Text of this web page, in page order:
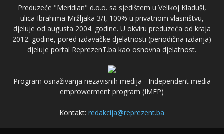
Preduzeće "Meridian" d.o.o. sa sjedištem u Velikoj Kladuši,
ulica Ibrahima Mržljaka 3/I, 100% u privatnom vlasništvu,
djeluje od augusta 2004. godine. U okviru preduzeća od kraja
2012. godine, pored izdavačke djelatnosti (periodična izdanja)
djeluje portal ReprezenT.ba kao osnovna djelatnost.
Program osnaživanja nezavisnih medija - Independent media
emprowerment program (IMEP)
Kontakt: redakcija@reprezent.ba